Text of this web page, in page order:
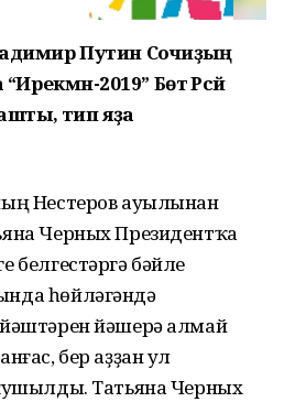
Путин Сочиҙың
2019” Бөтә Рәсәй
тип яҙа
Нестеров ауылынан
Черных Президентҡа
белгестәргә бәйле
һөйләгәндә
йәшерә алмай
бер аҙҙан ул
Татьяна Черных